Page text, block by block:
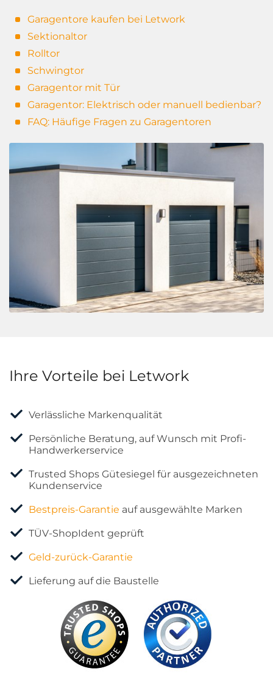
Garagentore kaufen bei Letwork
Sektionaltor
Rolltor
Schwingtor
Garagentor mit Tür
Garagentor: Elektrisch oder manuell bedienbar?
FAQ: Häufige Fragen zu Garagentoren
Ihre Vorteile bei Letwork
Verlässliche Markenqualität
Persönliche Beratung, auf Wunsch mit Profi-
Handwerkerservice
Trusted Shops Gütesiegel für ausgezeichneten
Kundenservice
Bestpreis-Garantie auf ausgewählte Marken
TÜV-ShopIdent geprüft
Geld-zurück-Garantie
Lieferung auf die Baustelle